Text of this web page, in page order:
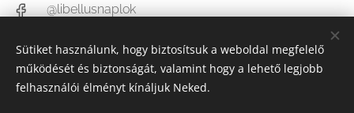
@libellusnaplok
© 2026 Minden jog fenntartva
Sütiket használunk, hogy biztosítsuk a weboldal megfelelő
működését és biztonságát, valamint hogy a lehető legjobb
felhasználói élményt kínáljuk Neked.